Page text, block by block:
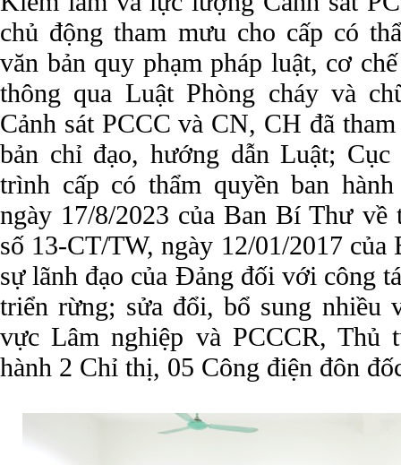
chủ động tham mưu cho cấp có
văn bản quy phạm pháp luật, cơ
thông qua Luật Phòng cháy và
Cảnh sát PCCC và CN, CH đã
bản chỉ đạo, hướng dẫn Luật;
trình cấp có thẩm quyền ban
ngày 17/8/2023 của Ban Bí Thư
số 13-CT/TW, ngày 12/01/2017
sự lãnh đạo của Đảng đối với công
triển rừng; sửa đổi, bổ sung nhiều
vực Lâm nghiệp và PCCCR, Thủ
hành 2 Chỉ thị, 05 Công điện đôn